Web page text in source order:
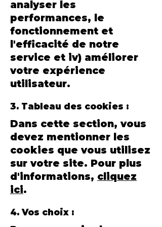
analyser les
performances, le
fonctionnement et
l'efficacité de notre
service et iv) améliorer
votre expérience
utilisateur.
3. Tableau des cookies :
Dans cette section, vous
devez mentionner les
cookies que vous utilisez
sur votre site. Pour plus
d'informations, cliquez
ici.
4. Vos choix :